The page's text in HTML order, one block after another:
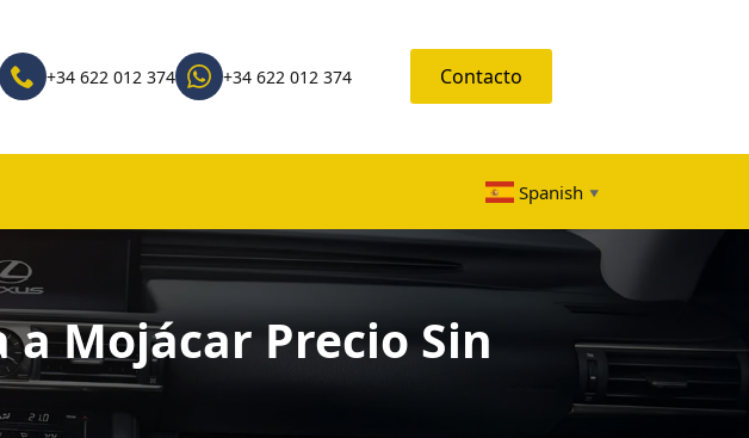
+34 622 012 374 +34 622 012 374 Contacto
Spanish ▼
Mojácar Precio Sin